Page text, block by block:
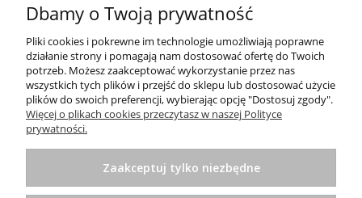
665,00 zł
Informacje
Pomoc
Zakupy
Dbamy o Twoją prywatność
Pliki cookies i pokrewne im technologie umożliwiają poprawne
działanie strony i pomagają nam dostosować ofertę do Twoich
potrzeb. Możesz zaakceptować wykorzystanie przez nas
wszystkich tych plików i przejść do sklepu lub dostosować użycie
plików do swoich preferencji, wybierając opcję "Dostosuj zgody".
Więcej o plikach cookies przeczytasz w naszej Polityce
prywatności.
Zaakceptuj tylko niezbędne